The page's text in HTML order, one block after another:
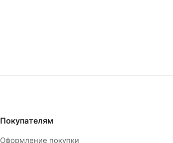
Покупателям
Оформление покупки